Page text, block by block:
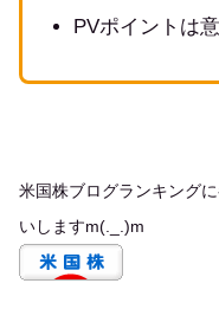
PVポイントは
米国株ブログランキング
いしますm(._.)m